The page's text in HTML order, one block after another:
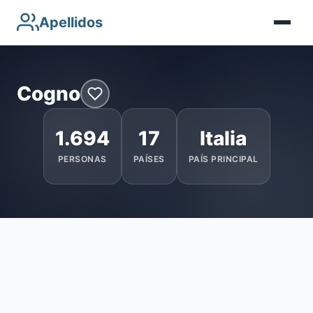
Apellidos
Cogno
1.694
PERSONAS
17
PAÍSES
Italia
PAÍS PRINCIPAL